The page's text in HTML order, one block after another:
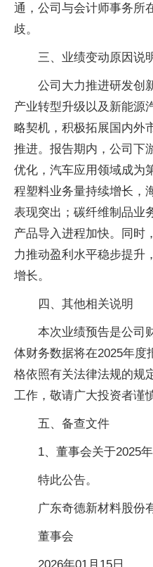
通，公司与会计师事务所
歧。
三、业绩变动原因说
公司大力推进研发创
产业转型升级以及新能源
略契机，积极拓展国内外
推进。报告期内，公司下
优化，汽车应用领域成为
程塑料业务量持续增长，
表现突出；碳纤维制品业
产品导入进程加快。同时
力推动盈利水平稳步提升
增长。
四、其他相关说明
本次业绩预告是公司
体财务数据将在2025年度
格依照有关法律法规的规
工作，敬请广大投资者谨
五、备查文件
1、董事会关于2025
特此公告。
广东奇德新材料股份
董事会